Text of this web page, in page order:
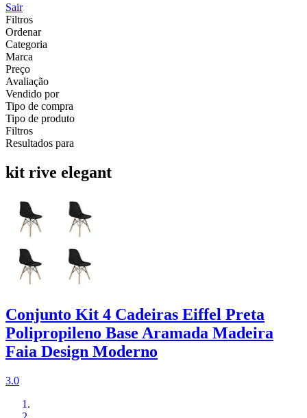
Sair
Filtros
Ordenar
Categoria
Marca
Preço
Avaliação
Vendido por
Tipo de compra
Tipo de produto
Filtros
Resultados para
kit rive elegant
Conjunto Kit 4 Cadeiras Eiffel Preta
Polipropileno Base Aramada Madeira
Faia Design Moderno
3.0